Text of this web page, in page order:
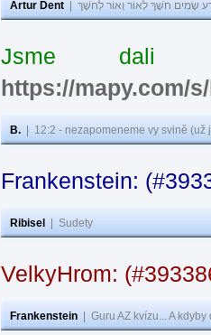
Artur Dent שָׂמִים חֹשֶׁךְ לְאוֹר וְאוֹר לְחֹשֶׁךְ
Jsme dali
https://mapy.com/
B. 12:2 - nezapomeneme vy svině
Frankenstein:
Ribisel Sudety
VelkyHrom:
Frankenstein Guru AZ kvízu... A